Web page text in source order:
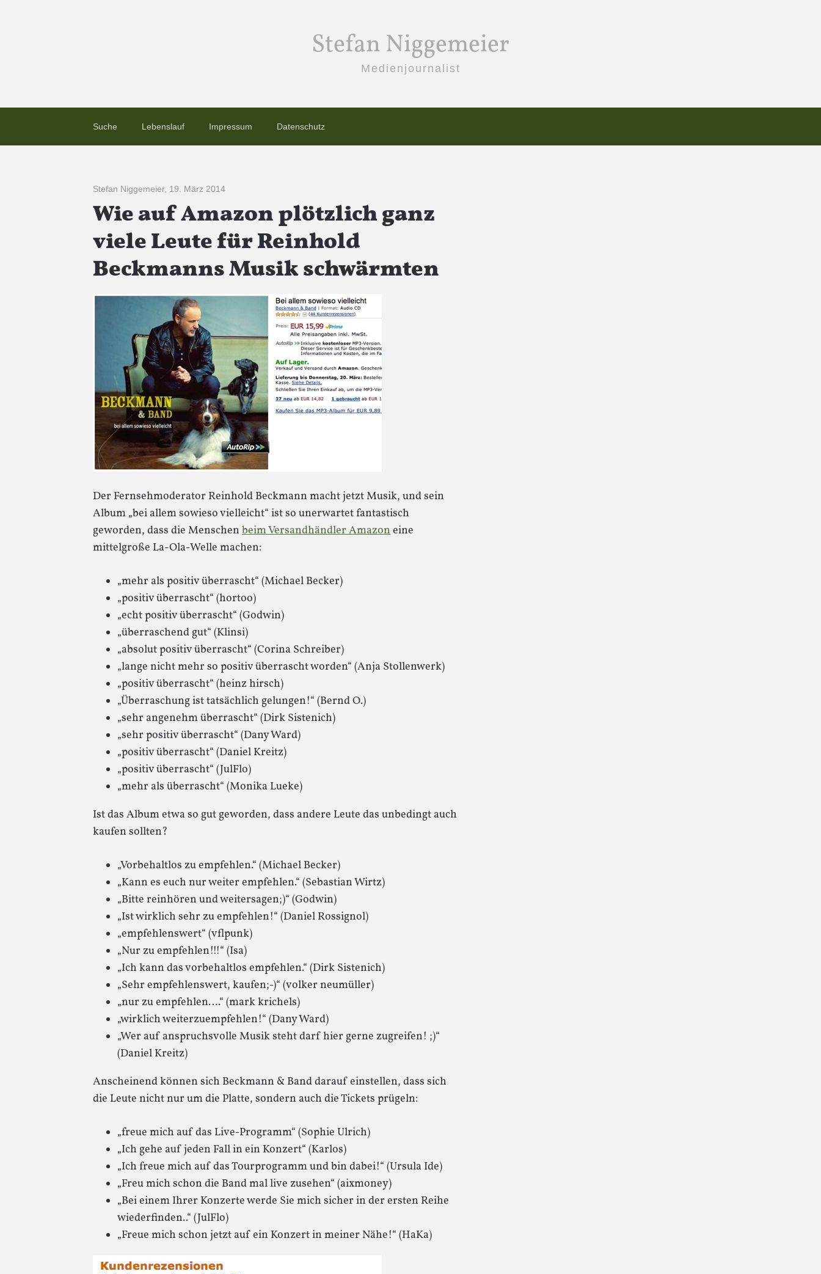
Stefan Niggemeier
Medienjournalist
Suche Lebenslauf Impressum Datenschutz
Stefan Niggemeier, 19. März 2014
Wie auf Amazon plötzlich ganz
viele Leute für Reinhold
Beckmanns Musik schwärmten
Der Fernsehmoderator Reinhold Beckmann macht jetzt Musik, und sein
Album „bei allem sowieso vielleicht“ ist so unerwartet fantastisch
geworden, dass die Menschen beim Versandhändler Amazoneine
mittelgroße La-Ola-Welle machen:
„mehr als positiv überrascht“ (Michael Becker)
„positiv überrascht“ (hortoo)
„echt positiv überrascht“ (Godwin)
„überraschend gut“ (Klinsi)
„absolut positiv überrascht“ (Corina Schreiber)
„lange nicht mehr so positiv überrascht worden“ (Anja Stollenwerk)
„positiv überrascht“ (heinz hirsch)
„Überraschung ist tatsächlich gelungen!“ (Bernd O.)
„sehr angenehm überrascht“ (Dirk Sistenich)
„sehr positiv überrascht“ (Dany Ward)
„positiv überrascht“ (Daniel Kreitz)
„positiv überrascht“ (JulFlo)
„mehr als überrascht“ (Monika Lueke)
Ist das Album etwa so gut geworden, dass andere Leute das unbedingt auch
kaufen sollten?
„Vorbehaltlos zu empfehlen.“ (Michael Becker)
„Kann es euch nur weiter empfehlen.“ (Sebastian Wirtz)
„Bitte reinhören und weitersagen;)“ (Godwin)
„Ist wirklich sehr zu empfehlen!“ (Daniel Rossignol)
„empfehlenswert“ (vflpunk)
„Nur zu empfehlen!!!“ (Isa)
„Ich kann das vorbehaltlos empfehlen.“ (Dirk Sistenich)
„Sehr empfehlenswert, kaufen;-)“ (volker neumüller)
„nur zu empfehlen….“ (mark krichels)
„wirklich weiterzuempfehlen!“ (Dany Ward)
„Wer auf anspruchsvolle Musik steht darf hier gerne zugreifen! ;)“
(Daniel Kreitz)
Anscheinend können sich Beckmann & Band darauf einstellen, dass sich
die Leute nicht nur um die Platte, sondern auch die Tickets prügeln:
„freue mich auf das Live-Programm“ (Sophie Ulrich)
„Ich gehe auf jeden Fall in ein Konzert“ (Karlos)
„Ich freue mich auf das Tourprogramm und bin dabei!“ (Ursula Ide)
„Freu mich schon die Band mal live zusehen“ (aixmoney)
„Bei einem Ihrer Konzerte werde Sie mich sicher in der ersten Reihe
wiederfinden..“ (JulFlo)
„Freue mich schon jetzt auf ein Konzert in meiner Nähe!“ (HaKa)